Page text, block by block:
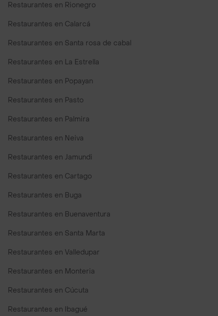
Restaurantes en Rionegro
Restaurantes en Calarcá
Restaurantes en Santa rosa de cabal
Restaurantes en La Estrella
Restaurantes en Popayan
Restaurantes en Pasto
Restaurantes en Palmira
Restaurantes en Neiva
Restaurantes en Jamundi
Restaurantes en Cartago
Restaurantes en Buga
Restaurantes en Buenaventura
Restaurantes en Santa Marta
Restaurantes en Valledupar
Restaurantes en Monteria
Restaurantes en Cúcuta
Restaurantes en Ibagué